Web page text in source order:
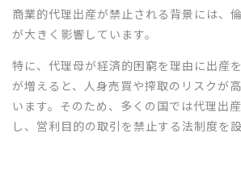
商業的代理出産が禁止される背景には、
が大きく影響しています。
特に、代理母が経済的困窮を理由に出産
が増えると、人身売買や搾取のリスクが
います。そのため、多くの国では代理出
し、営利目的の取引を禁止する法制度を設